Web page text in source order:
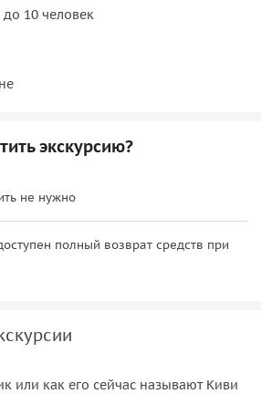
10 человек
экскурсию?
не нужно
полный возврат средств при
или как его сейчас называют Киви